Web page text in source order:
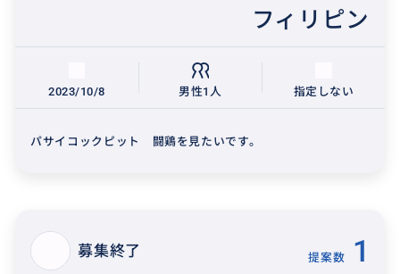
フィリピン
2023/10/8 男性1人 指定しない
パサイコックピット 闘鶏を見たいです。
募集終了 提案数 1